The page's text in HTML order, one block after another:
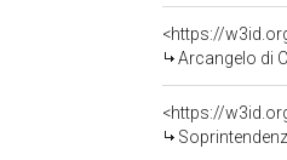
<https://
Arcangelo di
<https://